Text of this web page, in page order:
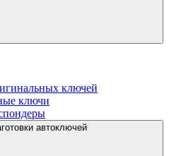
ключей
ключи
автоключей